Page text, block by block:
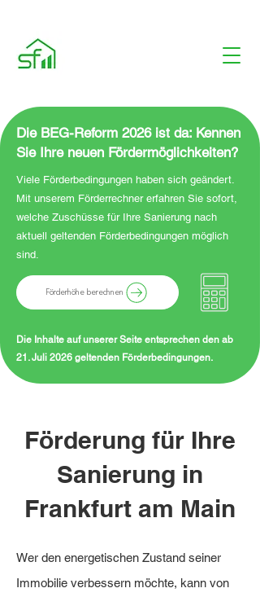
Die BEG-Reform 2026 ist da: Kennen
Sie Ihre neuen Fördermöglichkeiten?
Viele Förderbedingungen haben sich geändert.
Mit unserem Förderrechner erfahren Sie sofort,
welche Zuschüsse für Ihre Sanierung nach
aktuell geltenden Förderbedingungen möglich
sind.
Förderhöhe berechnen
Die Inhalte auf unserer Seite entsprechen den ab
21. Juli 2026 geltenden Förderbedingungen.
Förderung für Ihre
Sanierung in
Frankfurt am Main
Wer den energetischen Zustand seiner
Immobilie verbessern möchte, kann von